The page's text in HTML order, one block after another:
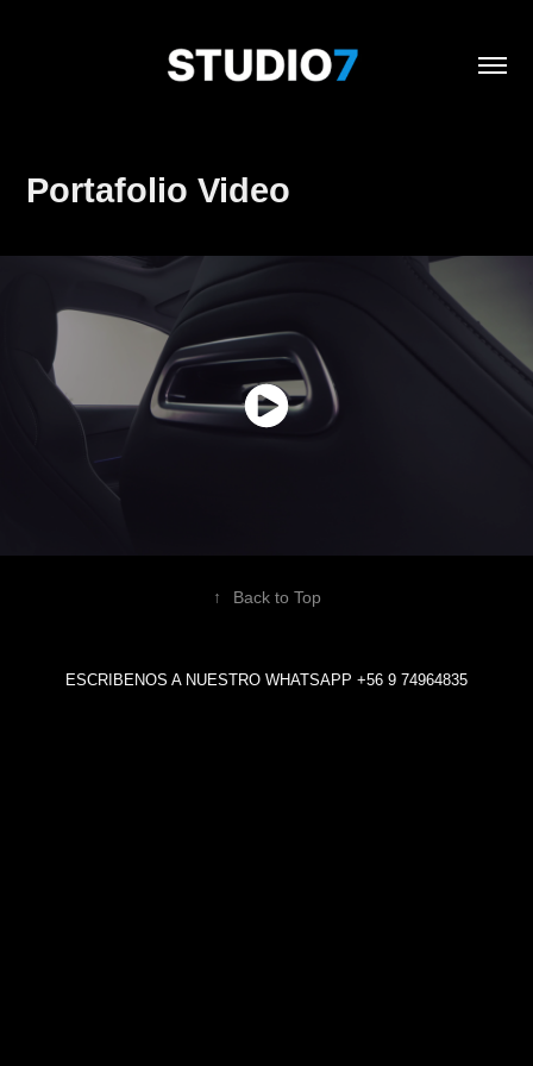
Portafolio Video
↑ Back to Top
ESCRIBENOS A NUESTRO WHATSAPP +56 9 74964835